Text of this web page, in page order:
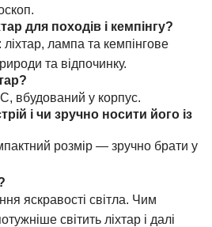
для походів і кемпінгу?
лампа та кемпінгове
та відпочинку.
вбудований у корпус.
і чи зручно носити його із
розмір — зручно брати у
яскравості світла. Чим
світить ліхтар і далі